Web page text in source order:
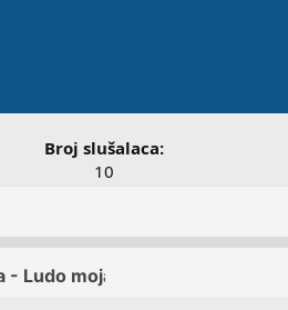
Broj slušalaca:
10